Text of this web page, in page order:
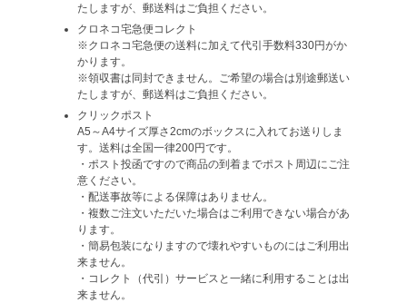
たしますが、郵送料はご負担ください。
クロネコ宅急便コレクト
※クロネコ宅急便の送料に加えて代引手数料330円がか
かります。
※領収書は同封できません。ご希望の場合は別途郵送い
たしますが、郵送料はご負担ください。
クリックポスト
A5～A4サイズ厚さ2cmのボックスに入れてお送りしま
す。送料は全国一律200円です。
・ポスト投函ですので商品の到着までポスト周辺にご注
意ください。
・配送事故等による保障はありません。
・複数ご注文いただいた場合はご利用できない場合があ
ります。
・簡易包装になりますので壊れやすいものにはご利用出
来ません。
・コレクト（代引）サービスと一緒に利用することは出
来ません。